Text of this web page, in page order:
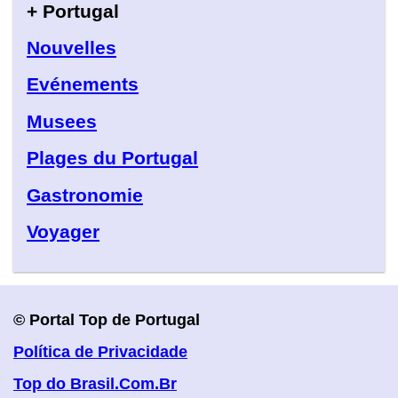
+ Portugal
Nouvelles
Evénements
Musees
Plages du Portugal
Gastronomie
Voyager
© Portal Top de Portugal
Política de Privacidade
Top do Brasil.Com.Br